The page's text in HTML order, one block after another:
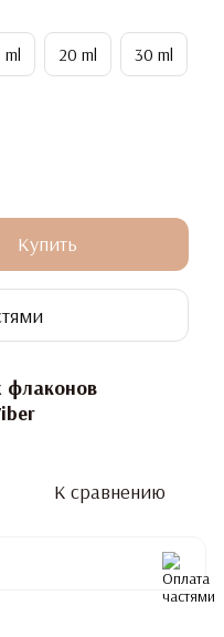
ml 20 ml 30 ml
Купить
флаконов
К сравнению